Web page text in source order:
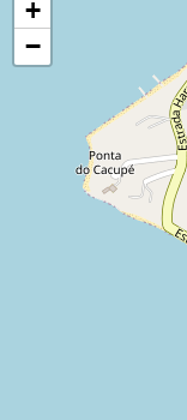
+
−